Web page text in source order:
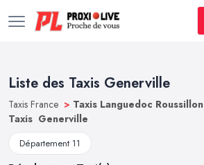
Liste des Taxis Generville
Taxis France > Taxis Languedoc Roussillon
Taxis Generville
Département 11